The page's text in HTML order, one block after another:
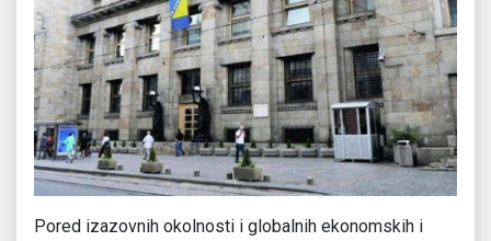
Pored izazovnih okolnosti i globalnih ekonomskih i